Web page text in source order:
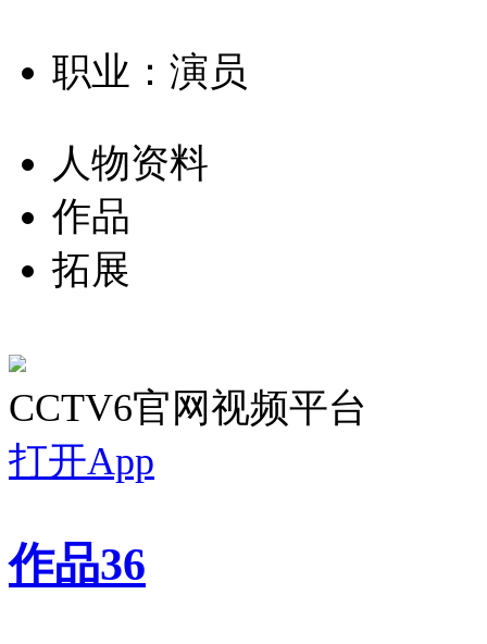
职业：演员
人物资料
作品
拓展
CCTV6官网视频平台
打开App
作品36